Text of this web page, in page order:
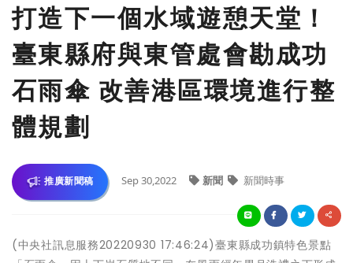
打造下一個水域遊憩天堂！
臺東縣府與東管處會勘成功
石雨傘 改善港區環境進行整
體規劃
推廣新聞稿 Sep 30,2022 新聞 新聞時事
(中央社訊息服務20220930 17:46:24)臺東縣成功鎮特色景點